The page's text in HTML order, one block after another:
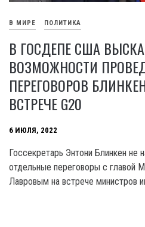
В МИРЕ ПОЛИТИКА
В ГОСДЕПЕ США
ВОЗМОЖНОСТИ
ПЕРЕГОВОРОВ
ВСТРЕЧЕ G20
6 ИЮЛЯ, 2022
Госсекретарь Энтони Блинкен не
отдельные переговоры с главой
Лавровым на встрече министров